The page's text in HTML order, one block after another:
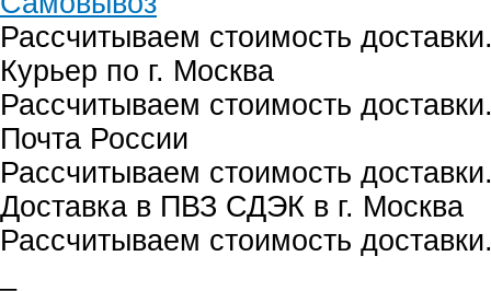
Рассчитываем стоимость
Курьер по г. Москва
Рассчитываем стоимость
Почта России
Рассчитываем стоимость
Доставка в ПВЗ СДЭК в г. Москва
Рассчитываем стоимость